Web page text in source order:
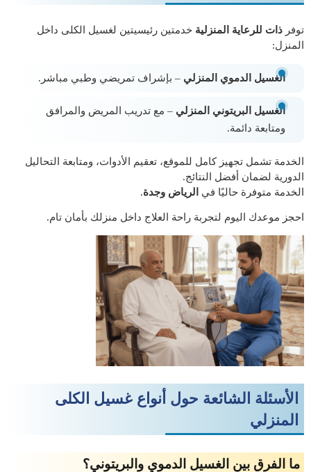
توفر ذات للرعاية المنزلية خدمتين رئيسيتين لغسيل الكلى داخل
المنزل:
الغسيل الدموي المنزلي – بإشراف تمريضي وطبي مباشر.
الغسيل البريتوني المنزلي – مع تدريب المريض والمرافق
ومتابعة دائمة.
الخدمة تشمل تجهيز كامل للموقع، تعقيم الأدوات، ومتابعة التحاليل
الدورية لضمان أفضل النتائج.
الخدمة متوفرة حاليًا في
الرياض وجدة.
احجز موعدك اليوم لتجربة راحة العلاج داخل منزلك بأمان تام.
الأسئلة الشائعة حول أنواع غسيل الكلى
المنزلي
ما الفرق بين الغسيل الدموي والبريتوني؟